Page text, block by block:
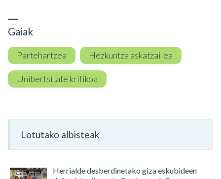
Gaiak
Partehartzea Hezkuntza askatzailea
Unibertsitate kritikoa
Lotutako albisteak
Herrialde desberdinetako giza eskubideen